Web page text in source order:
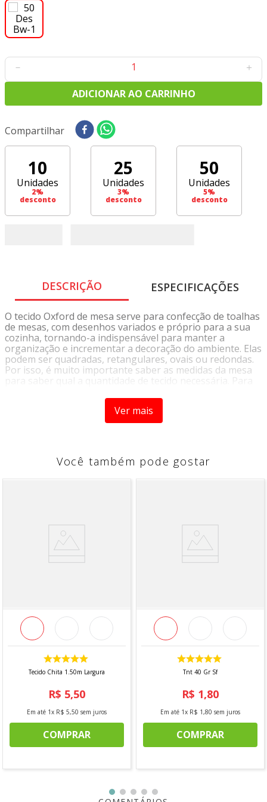
＋
－
ADICIONAR AO CARRINHO
Compartilhar
10
Unidades
2%
desconto
25
Unidades
3%
desconto
50
Unidades
5%
desconto
DESCRIÇÃO ESPECIFICAÇÕES
O tecido Oxford de mesa serve para confecção de toalhas
de mesas, com desenhos variados e próprio para a sua
cozinha, tornando-a indispensável para manter a
organização e incrementar a decoração do ambiente. Elas
podem ser quadradas, retangulares, ovais ou redondas.
Por isso, é muito importante saber as medidas da mesa
para saber qual a quantidade de tecido necessária. Para
comprimento e a largura. Para mesas redondas ou ovais
se mede o diâmetro. É preciso considerar também a
quantidade de tecido que ficará caído nas laterais.
Composição: 100% Poliéster
Gramatura: 180 g/ml
Largura: 1,50
-Não utilizar alvejante ou clareador
-Utilizar temperatura mínima
-Temperatura máxima do ferro 150°C
-Não limpar a seco
corrida, sem cortes. Para pedidos acima de 15 metros, é
possível que haja fracionamento do corte*
Ver mais
Você também pode gostar
Tecido Chita 1.50m Largura
R$ 5,50
Em até 1x R$ 5,50 sem juros
COMPRAR
Tnt 40 Gr Sf
R$ 1,80
Em até 1x R$ 1,80 sem juros
COMPRAR
8
tricoline digital
9º